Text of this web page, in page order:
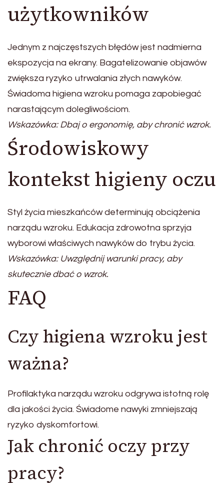
użytkowników
Jednym z najczęstszych błędów jest nadmierna
ekspozycja na ekrany. Bagatelizowanie objawów
zwiększa ryzyko utrwalania złych nawyków.
Świadoma higiena wzroku pomaga zapobiegać
narastającym dolegliwościom.
Wskazówka: Dbaj o ergonomię, aby chronić wzrok.
Środowiskowy
kontekst higieny oczu
Styl życia mieszkańców determinują obciążenia
narządu wzroku. Edukacja zdrowotna sprzyja
wyborowi właściwych nawyków do trybu życia.
Wskazówka: Uwzględnij warunki pracy, aby
skutecznie dbać o wzrok.
FAQ
Czy higiena wzroku jest
ważna?
Profilaktyka narządu wzroku odgrywa istotną rolę
dla jakości życia. Świadome nawyki zmniejszają
ryzyko dyskomfortowi.
Jak chronić oczy przy
pracy?